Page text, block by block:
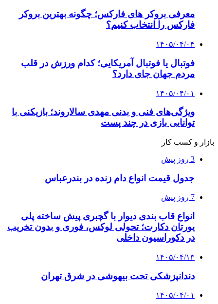
معرفی بروکر های فارکس؛ چگونه بهترین بروکر
فارکس را انتخاب کنیم؟
۱۴۰۵/۰۴/۰۴
فوتبال یا فوتبال آمریکایی؛ کدام ورزش در قلب
مردم جهان جای دارد؟
۱۴۰۵/۰۴/۰۱
ویژگی‌های فنی و بدنی مهدی سالاروند؛ بازیکنی با
توانایی بازی در چند پست
بازار و کسب کار
3 روز پیش
جدول قیمت انواع دام زنده در بندرعباس
7 روز پیش
انواع قاب بندی دیوار با گچبری پیش ساخته پلی
یورتان دکارت؛ تحولی لوکس، فوری و بدون تخریب
در دکوراسیون داخلی
۱۴۰۵/۰۴/۱۳
دندانپزشکی تحت بیهوشی در شرق تهران
۱۴۰۵/۰۴/۰۱